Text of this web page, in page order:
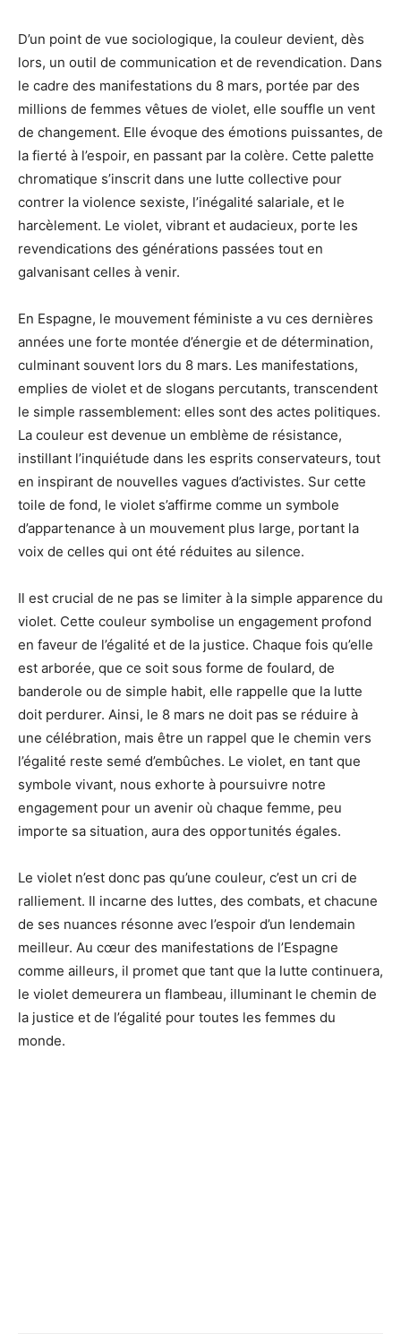
D’un point de vue sociologique, la couleur devient, dès
lors, un outil de communication et de revendication. Dans
le cadre des manifestations du 8 mars, portée par des
millions de femmes vêtues de violet, elle souffle un vent
de changement. Elle évoque des émotions puissantes, de
la fierté à l’espoir, en passant par la colère. Cette palette
chromatique s’inscrit dans une lutte collective pour
contrer la violence sexiste, l’inégalité salariale, et le
harcèlement. Le violet, vibrant et audacieux, porte les
revendications des générations passées tout en
galvanisant celles à venir.
En Espagne, le mouvement féministe a vu ces dernières
années une forte montée d’énergie et de détermination,
culminant souvent lors du 8 mars. Les manifestations,
emplies de violet et de slogans percutants, transcendent
le simple rassemblement: elles sont des actes politiques.
La couleur est devenue un emblème de résistance,
instillant l’inquiétude dans les esprits conservateurs, tout
en inspirant de nouvelles vagues d’activistes. Sur cette
toile de fond, le violet s’affirme comme un symbole
d’appartenance à un mouvement plus large, portant la
voix de celles qui ont été réduites au silence.
Il est crucial de ne pas se limiter à la simple apparence du
violet. Cette couleur symbolise un engagement profond
en faveur de l’égalité et de la justice. Chaque fois qu’elle
est arborée, que ce soit sous forme de foulard, de
banderole ou de simple habit, elle rappelle que la lutte
doit perdurer. Ainsi, le 8 mars ne doit pas se réduire à
une célébration, mais être un rappel que le chemin vers
l’égalité reste semé d’embûches. Le violet, en tant que
symbole vivant, nous exhorte à poursuivre notre
engagement pour un avenir où chaque femme, peu
importe sa situation, aura des opportunités égales.
Le violet n’est donc pas qu’une couleur, c’est un cri de
ralliement. Il incarne des luttes, des combats, et chacune
de ses nuances résonne avec l’espoir d’un lendemain
meilleur. Au cœur des manifestations de l’Espagne
comme ailleurs, il promet que tant que la lutte continuera,
le violet demeurera un flambeau, illuminant le chemin de
la justice et de l’égalité pour toutes les femmes du
monde.